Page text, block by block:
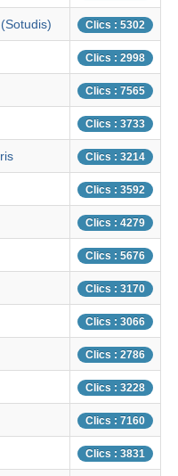
Clics : 5302
Clics : 2998
Clics : 7565
Clics : 3733
Clics : 3214
Clics : 3592
Clics : 4279
Clics : 5676
Clics : 3170
Clics : 3066
Clics : 2786
Clics : 3228
Clics : 7160
Clics : 3831